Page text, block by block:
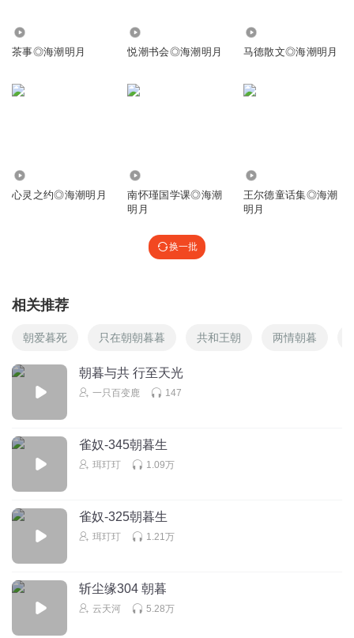
茶事◎海潮明月 悦潮书会◎海潮明月 马德散文◎海潮明月
心灵之约◎海潮明月
南怀瑾国学课◎海潮
明月
王尔德童话集◎海潮
明月
换一批
相关推荐
朝爱暮死 只在朝朝暮暮 共和王朝 两情朝暮
朝暮与共 行至天光
一只百变鹿 147
雀奴-345朝暮生
珥玎玎 1.09万
雀奴-325朝暮生
珥玎玎 1.21万
斩尘缘304 朝暮
云天河 5.28万